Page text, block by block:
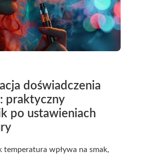
doświadczenia
praktyczny
po ustawieniach
temperatura wpływa na smak,